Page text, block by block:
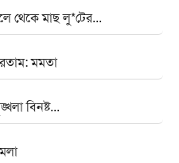
থেকে মাছ লু*টের...
মমতা
বিনষ্ট...